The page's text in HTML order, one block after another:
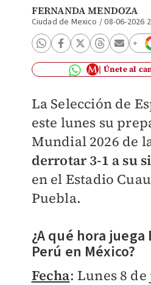
FERNANDA MENDOZA
Ciudad de Mexico /08-06-2026
Únete al
La Selección de
este lunes su
Mundial 2026 de
derrotar 3-1 a su
en el Estadio
Puebla.
¿A qué hora juega
Perú en México?
Fecha: Lunes 8